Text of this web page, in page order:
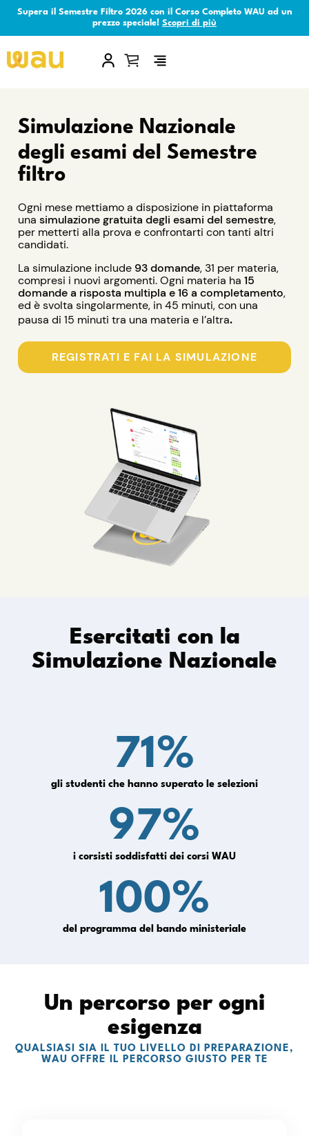
Supera il Semestre Filtro 2026 con il Corso Completo WAU ad un
prezzo speciale! Scopri di più
×
Simulazione Nazionale
degli esami del Semestre
filtro
Ogni mese mettiamo a disposizione in piattaforma
una simulazione gratuita degli esami del semestre,
per metterti alla prova e confrontarti con tanti altri
candidati.
La simulazione include 93 domande, 31 per materia,
compresi i nuovi argomenti. Ogni materia ha 15
domande a risposta multipla e 16 a completamento,
ed è svolta singolarmente, in 45 minuti, con una
pausa di 15 minuti tra una materia e l’altra.
REGISTRATI E FAI LA SIMULAZIONE
Esercitati con la
Simulazione Nazionale
gli studenti che hanno superato le selezioni
71%
i corsisti soddisfatti dei corsi WAU
97%
del programma del bando ministeriale
100%
Un percorso per ogni
esigenza
QUALSIASI SIA IL TUO LIVELLO DI PREPARAZIONE,
WAU OFFRE IL PERCORSO GIUSTO PER TE